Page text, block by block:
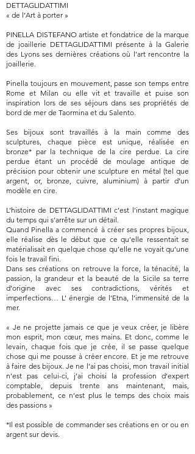
DETTAGLIDATTIMI
« de l’Art à porter »
PINELLA DISTEFANO artiste et fondatrice de la marque
de joaillerie DETTAGLIDATTIMI présente à la Galerie
des Lyons ses dernières créations où l’art rencontre la
joaillerie.
Pinella toujours en mouvement, passe son temps entre
Rome et Milan ou elle vit et travaille et puise son
inspiration lors de ses séjours dans ses propriétés de
bord de mer de Taormina et du Salento.
Ses bijoux sont travaillés à la main comme des
sculptures, chaque pièce est unique, réalisée en
bronze* par la technique de la cire perdue. La cire
perdue étant un procédé de moulage antique de
précision pour obtenir une sculpture en métal (tel que
argent, or, bronze, cuivre, aluminium) à partir d’un
modèle en cire.
L’histoire de DETTAGLIDATTIMI c’est l’instant magique
du temps qui s’arrête sur un détail.
Quand Pinella a commencé à créer ses propres bijoux,
elle réalise dès le début que ce qu’elle ressentait se
matérialisait en quelque chose qu’elle ne voyait qu’une
fois le travail fini.
Dans ses créations on retrouve la force, la ténacité, la
passion, la grandeur et la beauté de la Sicile sa terre
d’origine avec ses contradictions, vérités et
imperfections… L’ énergie de l’Etna, l’immensité de la
mer.
« Je ne projette jamais ce que je veux créer, je libère
mon esprit, mon cœur, mes mains. Et donc, comme le
levain, chaque fois que je crée, il se passe quelque
chose qui me pousse à créer encore. Et je me retrouve
à faire des bijoux. Je ne l’ai pas choisi, mon travail initial
n’est pas celui-ci, j’ai choisi la profession d’expert
comptable, depuis trente ans maintenant, mais,
probablement, ce n’est plus le temps des choix mais
des passions »
*Il est possible de commander ses créations en or ou en
argent sur devis.